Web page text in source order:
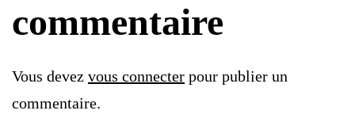
commentaire
Vous devez vous connecter pour publier un
commentaire.